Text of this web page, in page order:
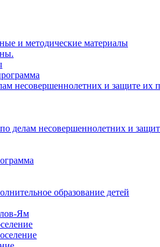
и методические материалы
несовершеннолетних и защите их
делам несовершеннолетних и
образование детей
Ям